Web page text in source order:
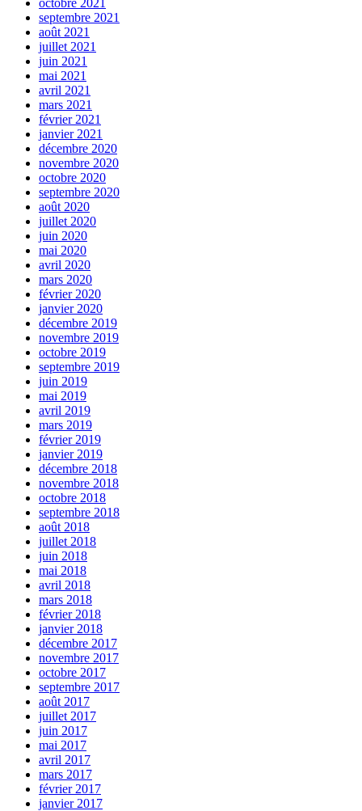
septembre 2021
août 2021
juillet 2021
juin 2021
mai 2021
avril 2021
mars 2021
février 2021
janvier 2021
décembre 2020
novembre 2020
octobre 2020
septembre 2020
août 2020
juillet 2020
juin 2020
mai 2020
avril 2020
mars 2020
février 2020
janvier 2020
décembre 2019
novembre 2019
octobre 2019
septembre 2019
juin 2019
mai 2019
avril 2019
mars 2019
février 2019
janvier 2019
décembre 2018
novembre 2018
octobre 2018
septembre 2018
août 2018
juillet 2018
juin 2018
mai 2018
avril 2018
mars 2018
février 2018
janvier 2018
décembre 2017
novembre 2017
octobre 2017
septembre 2017
août 2017
juillet 2017
juin 2017
mai 2017
avril 2017
mars 2017
février 2017
janvier 2017